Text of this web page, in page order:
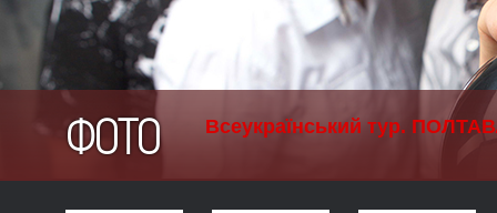
Всеукраїнський тур.
ФОТО